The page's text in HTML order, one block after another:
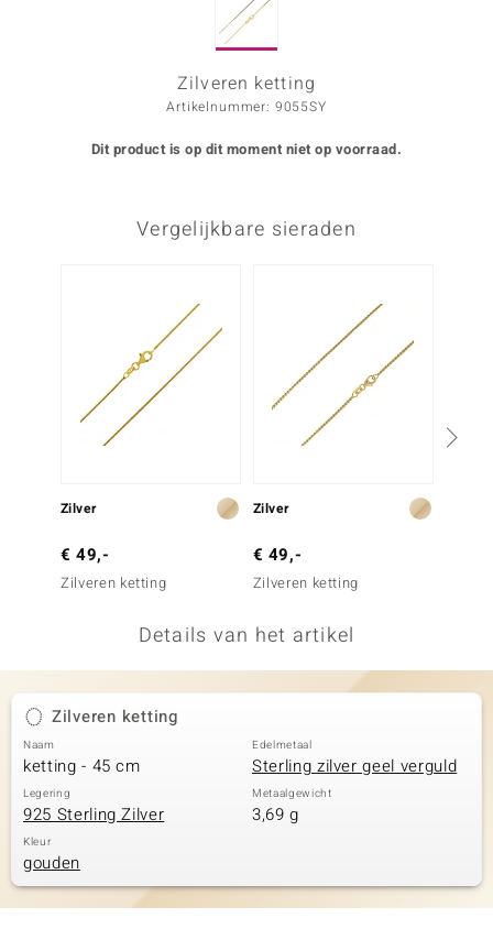
Collection
Zilveren ketting
Artikelnummer: 9055SY
Dit product is op dit moment niet op voorraad.
Vergelijkbare sieraden
Zilver
€ 49,-
Zilveren ketting
Zilver
€ 49,-
Zilveren ketting
Details van het artikel
Zilveren ketting
Naam
ketting - 45 cm
Edelmetaal
Sterling zilver geel verguld
Legering
925 Sterling Zilver
Metaalgewicht
3,69 g
Kleur
gouden